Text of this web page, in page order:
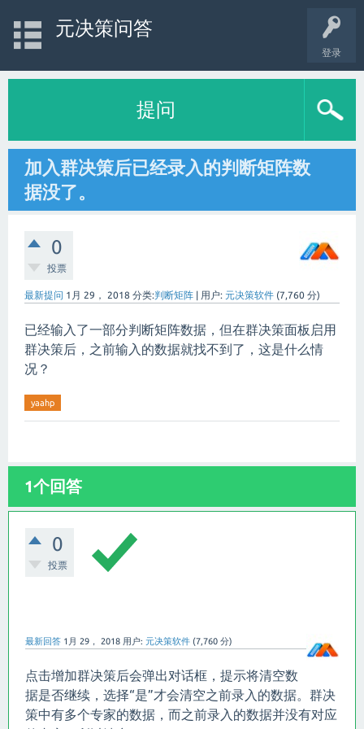
登录
元决策问答
提问
加入群决策后已经录入的判断矩阵数
据没了。
0
投票
最新提问 1月 29， 2018 分类:判断矩阵 | 用户: 元决策软件 (7,760 分)
已经输入了一部分判断矩阵数据，但在群决策面板启用
群决策后，之前输入的数据就找不到了，这是什么情
况？
yaahp
1个回答
0
投票
最新回答 1月 29， 2018 用户: 元决策软件 (7,760 分)
点击增加群决策后会弹出对话框，提示将清空数
据是否继续，选择“是”才会清空之前录入的数据。群决
策中有多个专家的数据，而之前录入的数据并没有对应